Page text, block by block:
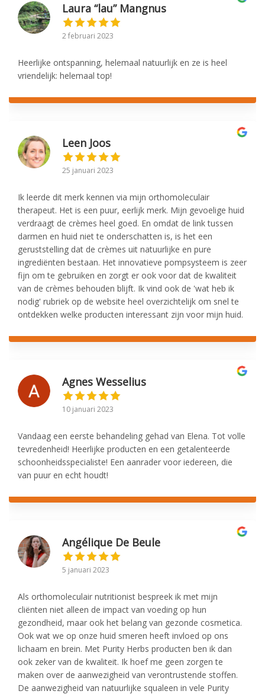
Laura “lau” Mangnus
2 februari 2023
Heerlijke ontspanning, helemaal natuurlijk en ze is heel
vriendelijk: helemaal top!
Leen Joos
25 januari 2023
Ik leerde dit merk kennen via mijn orthomoleculair
therapeut. Het is een puur, eerlijk merk. Mijn gevoelige huid
verdraagt de crèmes heel goed. En omdat de link tussen
darmen en huid niet te onderschatten is, is het een
geruststelling dat de crèmes uit natuurlijke en pure
ingrediënten bestaan. Het innovatieve pompsysteem is zeer
fijn om te gebruiken en zorgt er ook voor dat de kwaliteit
van de crèmes behouden blijft. Ik vind ook de 'wat heb ik
nodig' rubriek op de website heel overzichtelijk om snel te
ontdekken welke producten interessant zijn voor mijn huid.
Agnes Wesselius
10 januari 2023
Vandaag een eerste behandeling gehad van Elena. Tot volle
tevredenheid! Heerlijke producten en een getalenteerde
schoonheidsspecialiste! Een aanrader voor iedereen, die
van puur en echt houdt!
Angélique De Beule
5 januari 2023
Als orthomoleculair nutritionist bespreek ik met mijn
cliënten niet alleen de impact van voeding op hun
gezondheid, maar ook het belang van gezonde cosmetica.
Ook wat we op onze huid smeren heeft invloed op ons
lichaam en brein. Met Purity Herbs producten ben ik dan
ook zeker van de kwaliteit. Ik hoef me geen zorgen te
maken over de aanwezigheid van verontrustende stoffen.
De aanwezigheid van natuurlijke squaleen in vele Purity